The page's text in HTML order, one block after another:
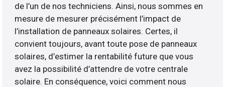
de l’un de nos techniciens. Ainsi, nous sommes en
mesure de mesurer précisément l’impact de
l’installation de panneaux solaires. Certes, il
convient toujours, avant toute pose de panneaux
solaires, d’estimer la rentabilité future que vous
avez la possibilité d’attendre de votre centrale
solaire. En conséquence, voici comment nous